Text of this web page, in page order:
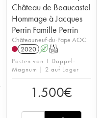
Château de Beaucastel
Hommage à Jacques
Perrin Famille Perrin
Châteauneuf-du-Pape AOC
2020 AT
Posten von 1 Doppel-
Magnum | 2 auf Lager
1.500€